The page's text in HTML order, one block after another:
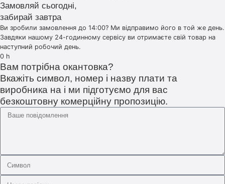
Замовляй сьогодні,
забирай завтра
Ви зробили замовлення до 14:00? Ми відправимо його в той же день.
Завдяки нашому 24-годинному сервісу ви отримаєте свій товар на
наступний робочий день.
0 h
Вам потрібна окантовка?
Вкажіть символ, номер і назву плати та
виробника на і ми підготуємо для вас
безкоштовну комерційну пропозицію.